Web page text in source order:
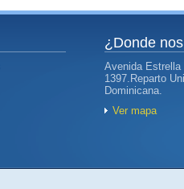
¿Donde
Avenida
1397.Reparto
Dominicana.
Ver mapa